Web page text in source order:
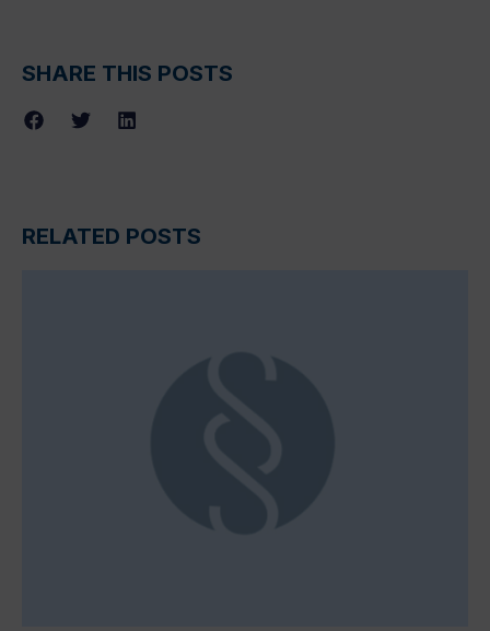
SHARE THIS POSTS
RELATED POSTS